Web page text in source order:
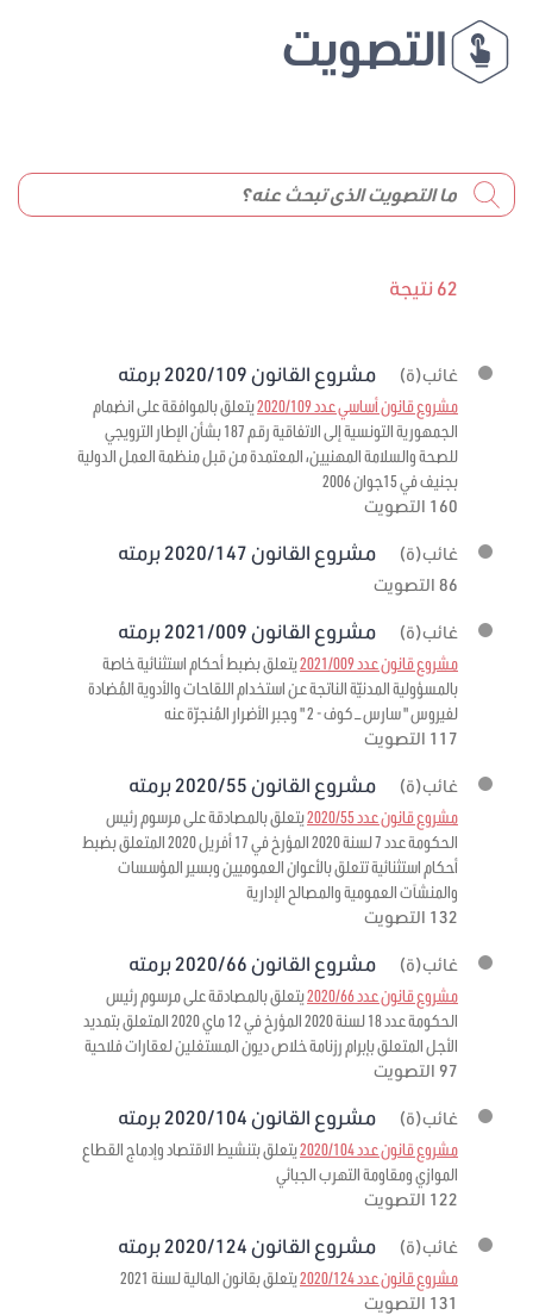
التصويت
62 نتيجة
غائب(ة) مشروع القانون 2020/109 برمته
مشروع قانون أساسي عدد 2020/109
يتعلق بالموافقة على انضمام
الجمهورية التونسية إلى الاتفاقية رقم 187 بشأن الإطار الترويجي
للصحة والسلامة المهنيين، المعتمدة من قبل منظمة العمل الدولية
بجنيف في 15جوان 2006
160 التصويت
غائب(ة) مشروع القانون 2020/147 برمته
86 التصويت
غائب(ة) مشروع القانون 2021/009 برمته
مشروع قانون عدد 2021/009
يتعلق بضبط أحكام استثنائية خاصة
بالمسؤولية المدنيّة الناتجة عن استخدام اللقاحات والأدوية المُضادة
لفيروس " سارس – كوف - 2 " وجبر الأضرار المُنجرّة عنه
117 التصويت
غائب(ة) مشروع القانون 2020/55 برمته
مشروع قانون عدد 2020/55
يتعلق بالمصادقة على مرسوم رئيس
الحكومة عدد 7 لسنة 2020 المؤرخ في 17 أفريل 2020 المتعلق بضبط
أحكام استثنائية تتعلق بالأعوان العموميين وبسير المؤسسات
والمنشآت العمومية والمصالح الإدارية
132 التصويت
غائب(ة) مشروع القانون 2020/66 برمته
مشروع قانون عدد 2020/66
يتعلق بالمصادقة على مرسوم رئيس
الحكومة عدد 18 لسنة 2020 المؤرخ في 12 ماي 2020 المتعلق بتمديد
الأجل المتعلق بإبرام رزنامة خلاص ديون المستغلين لعقارات فلاحية
97 التصويت
غائب(ة) مشروع القانون 2020/104 برمته
مشروع قانون عدد 2020/104
يتعلق بتنشيط الاقتصاد وإدماج القطاع
الموازي ومقاومة التهرب الجبائي
122 التصويت
غائب(ة) مشروع القانون 2020/124 برمته
مشروع قانون عدد 2020/124
يتعلق بقانون المالية لسنة 2021
131 التصويت